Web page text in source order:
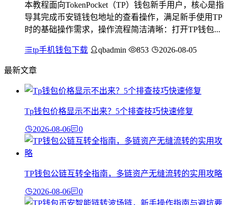
本教程面向TokenPocket（TP）钱包新手用户，核心是指
导其完成币安链钱包地址的查看操作，满足新手使用TP
时的基础操作需求，操作流程简洁清晰：打开TP钱包...
tp手机钱包下载 qbadmin 853 2026-08-05
最新文章
Tp钱包价格显示不出来？5个排查技巧快速修复
2026-08-06 0
TP钱包公链互转全指南，多链资产无缝流转的实用攻略
2026-08-06 0